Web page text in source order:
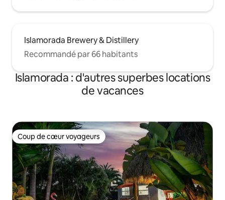
Islamorada Brewery & Distillery
Recommandé par 66 habitants
Islamorada : d'autres superbes locations
de vacances
Coup de cœur voyageurs
Coup de cœur voyageurs